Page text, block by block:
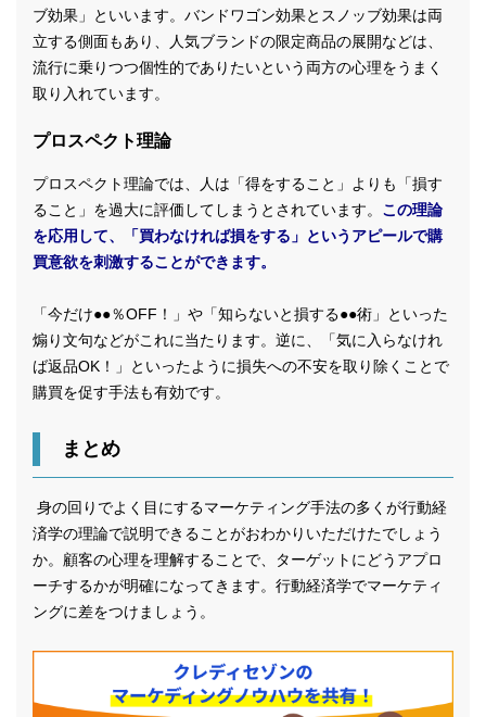
ブ効果」といいます。バンドワゴン効果とスノッブ効果は両
立する側面もあり、人気ブランドの限定商品の展開などは、
流行に乗りつつ個性的でありたいという両方の心理をうまく
取り入れています。
プロスペクト理論
プロスペクト理論では、人は「得をすること」よりも「損す
ること」を過大に評価してしまうとされています。 この理論
を応用して、「買わなければ損をする」というアピールで購
買意欲を刺激することができます。
「今だけ●●％OFF！」や「知らないと損する●●術」といった
煽り文句などがこれに当たります。逆に、「気に入らなけれ
ば返品OK！」といったように損失への不安を取り除くことで
購買を促す手法も有効です。
まとめ
身の回りでよく目にするマーケティング手法の多くが行動経
済学の理論で説明できることがおわかりいただけたでしょう
か。顧客の心理を理解することで、ターゲットにどうアプロ
ーチするかが明確になってきます。行動経済学でマーケティ
ングに差をつけましょう。